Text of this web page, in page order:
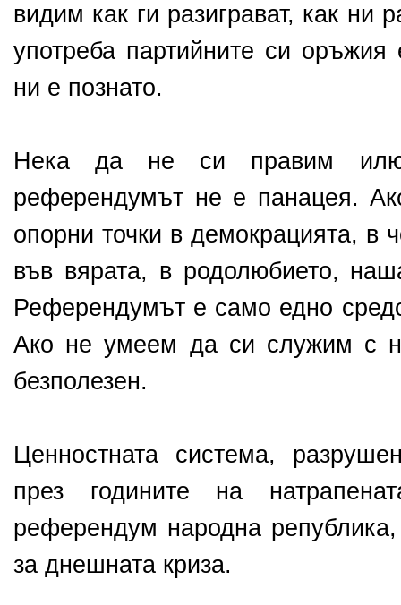
видим как ги разиграват, как ни
употреба партийните си оръжия
ни е познато.
Нека да не си правим
референдумът не е панацея.
опорни точки в демокрацията, в
във вярата, в родолюбието,
Референдумът е само едно
Ако не умеем да си служим с
безполезен.
Ценностната система,
през годините на
референдум народна република,
за днешната криза.